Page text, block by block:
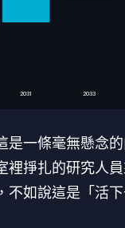
2031 2033
是一條毫無懸念
裡掙扎的研究人
不如說這是「活